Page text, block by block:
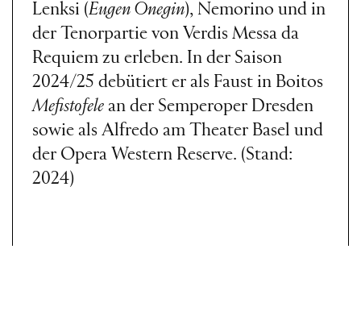
Lenksi (Eugen Onegin), Nemorino und in
der Tenorpartie von Verdis Messa da
Requiem zu erleben. In der Saison
2024/25 debütiert er als Faust in Boitos
Mefistofele an der Semperoper Dresden
sowie als Alfredo am Theater Basel und
der Opera Western Reserve. (Stand:
2024)